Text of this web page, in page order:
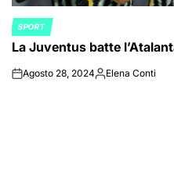
POSTED
IN
SPORT
La Juventus batte
onAgosto 28, 2024Posted
Elena Conti